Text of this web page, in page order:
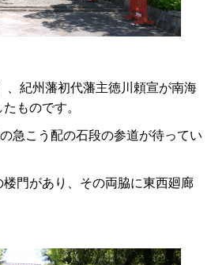
、紀州藩初代藩主徳川頼宣が南海
ものです。
急こう配の石段の参道が待ってい
門があり、その両脇に東西廻廊